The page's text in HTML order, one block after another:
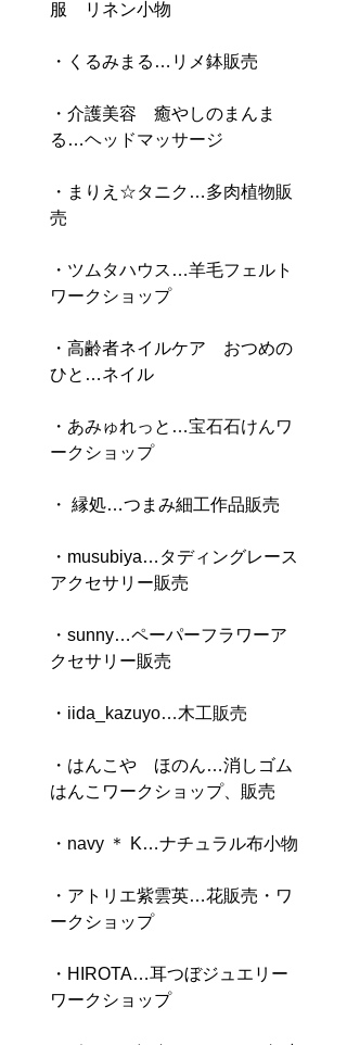
服　リネン小物
・くるみまる…リメ鉢販売
・介護美容　癒やしのまんま
る…ヘッドマッサージ
・まりえ☆タニク…多肉植物販
売
・ ツムタハウス…羊毛フェルト
ワークショップ
・高齢者ネイルケア　おつめの
ひと…ネイル
・ あみゅれっと…宝石石けんワ
ークショップ
・ 縁処…つまみ細工作品販売
・musubiya…タディングレース
アクセサリー販売
・sunny…ペーパーフラワーア
クセサリー販売
・ iida_kazuyo…木工販売
・はんこや　ほのん…消しゴム
はんこワークショップ、販売
・ navy ＊ K…ナチュラル布小物
・アトリエ紫雲英…花販売・ワ
ークショップ
・HIROTA…耳つぼジュエリー
ワークショップ